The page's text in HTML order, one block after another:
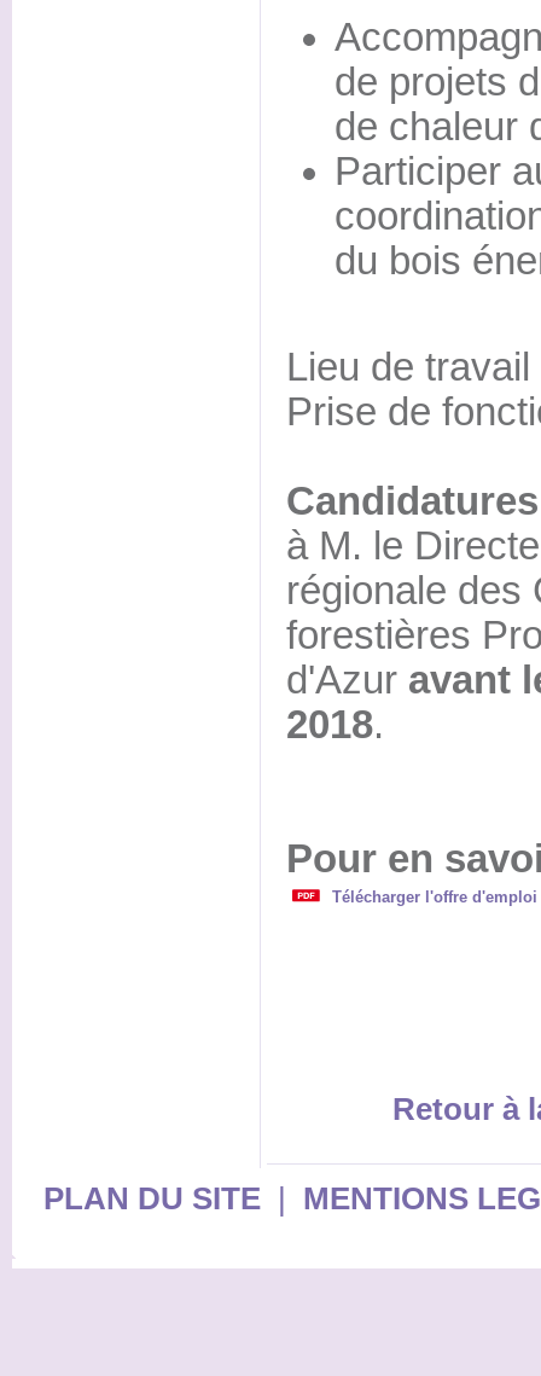
de projets
de chaleur
Participer
du bois
Lieu de
Prise de
Candidatures
à M. le
régionale des
forestières
d'Azur avant
2018.
Pour en
Télécharger l'offre
Retour à
PLAN DU SITE| MENTIONS